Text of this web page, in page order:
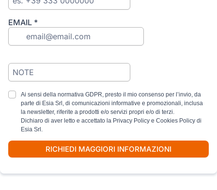
EMAIL *
Ai sensi della normativa GDPR, presto il mio consenso per l’invio, da
parte di Esia Srl, di comunicazioni informative e promozionali, inclusa
la newsletter, riferite a prodotti e/o servizi propri e/o di terzi.
Dichiaro di aver letto e accettato la Privacy Policy e Cookies Policy di
Esia Srl.
RICHIEDI MAGGIORI INFORMAZIONI